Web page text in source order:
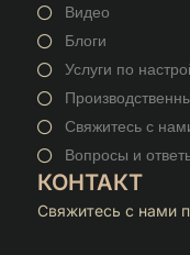
Видео
Блоги
Услуги по
Свяжитесь с
Вопросы и
КОНТАКТ
Свяжитесь с нами